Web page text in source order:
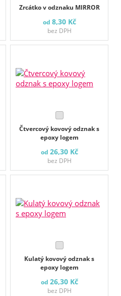
Zrcátko v odznaku MIRROR
od 8,30 Kč
bez DPH
Čtvercový kovový odznak s
epoxy logem
od 26,30 Kč
bez DPH
Kulatý kovový odznak s
epoxy logem
od 26,30 Kč
bez DPH